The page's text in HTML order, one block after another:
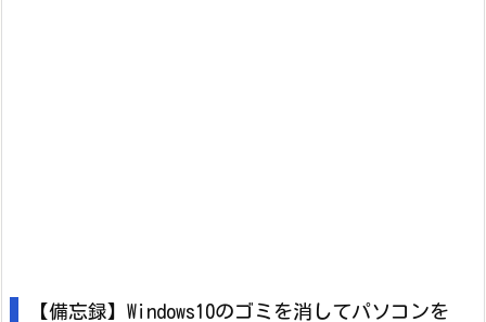
【備忘録】Windows10のゴミを消してパソコンを